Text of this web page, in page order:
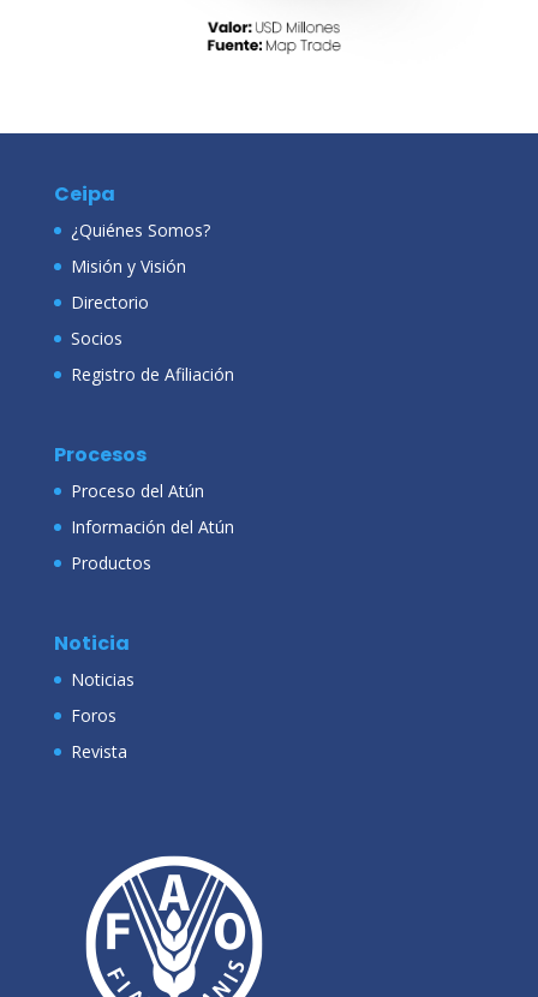
Ceipa
¿Quiénes Somos?
Misión y Visión
Directorio
Socios
Registro de Afiliación
Procesos
Proceso del Atún
Información del Atún
Productos
Noticia
Noticias
Foros
Revista